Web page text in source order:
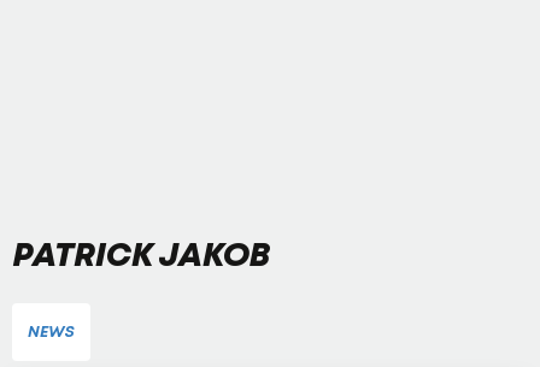
PATRICK JAKOB
NEWS